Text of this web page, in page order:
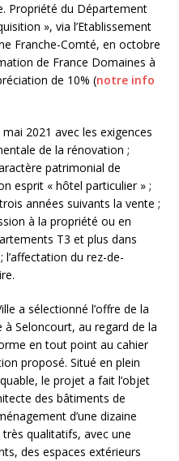
Propriété du Département
», via l’Etablissement
Franche-Comté, en octobre
de France Domaines à
de 10% (notre info
2021 avec les exigences
de la rénovation ;
patrimonial de
esprit « hôtel particulier » ;
années suivants la vente ;
à la propriété ou en
T3 et plus dans
l’affectation du rez-de-
a sélectionné l’offre de la
Seloncourt, au regard de la
en tout point au cahier
proposé. Situé en plein
le projet a fait l’objet
des bâtiments de
d’une dizaine
qualitatifs, avec une
des espaces extérieurs